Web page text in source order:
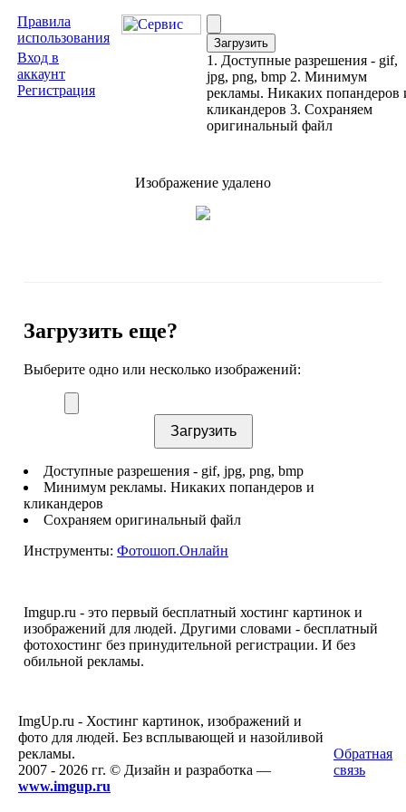
Правила
использования
Вход в
аккаунт
Регистрация
1. Доступные разрешения - gif,
jpg, png, bmp 2. Минимум
рекламы. Никаких попандеров
кликандеров 3. Сохраняем
оригинальный файл
Изображение удалено
Загрузить еще?
Выберите одно или несколько изображений:
Доступные разрешения - gif, jpg, png, bmp
Минимум рекламы. Никаких попандеров и
кликандеров
Сохраняем оригинальный файл
Инструменты: Фотошоп.Онлайн
Imgup.ru - это первый бесплатный хостинг картинок и
изображений для людей. Другими словами - бесплатный
фотохостинг без принудительной регистрации. И без
обильной рекламы.
ImgUp.ru - Хостинг картинок, изображений и
фото для людей. Без всплывающей и назойливой
рекламы.
2007 - 2026 гг. © Дизайн и разработка —
www.imgup.ru
Обратная
связь